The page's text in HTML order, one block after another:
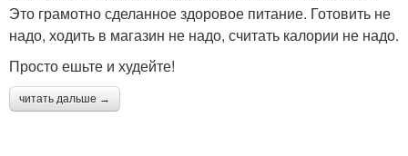
Это грамотно сделанное здоровое питание. Готовить не
надо, ходить в магазин не надо, считать калории не надо.
Просто ешьте и худейте!
читать дальше →